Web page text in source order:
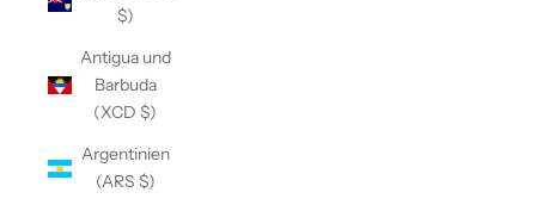
$)
Antigua und
Barbuda
(XCD $)
Argentinien
(ARS $)